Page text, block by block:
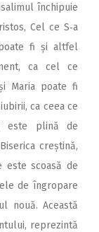
închipuie
Cel ce S‑a
fi și altfel
ca cel ce
Maria poate fi
ca ceea ce
este plină de
creștină,
este scoasă de
de îngropare
nouă. Această
reprezintă